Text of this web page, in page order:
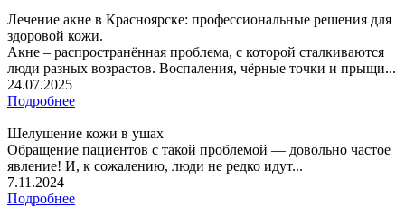
Лечение акне в Красноярске: профессиональные решения для
здоровой кожи.
Акне – распространённая проблема, с которой сталкиваются
люди разных возрастов. Воспаления, чёрные точки и прыщи...
24.07.2025
Подробнее
Шелушение кожи в ушах
Обращение пациентов с такой проблемой — довольно частое
явление! И, к сожалению, люди не редко идут...
7.11.2024
Подробнее